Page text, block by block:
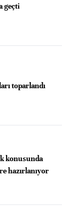
geçti
toparlandı
konusunda
hazırlanıyor